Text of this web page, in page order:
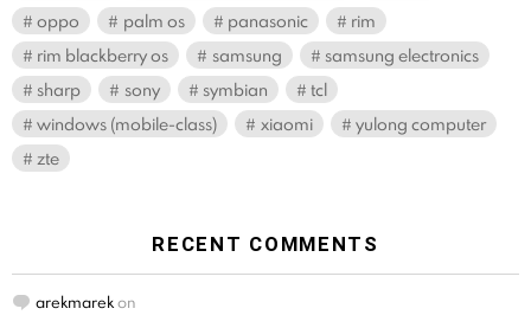
oppo
palm os panasonic
rim
rim blackberry os
samsung
samsung electronics
sharp
sony symbian
tcl
windows (mobile-class)
xiaomi
yulong computer
zte
RECENT COMMENTS
arekmarekon